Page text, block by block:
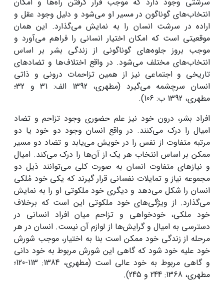
انتخاب‌های گوناگون در مسیر او می‌شود و دلیل وجود عقل و
اراده در سرشت انسان را به نمایش می‌گذارد. این همان
موقعیتی است که امکان اختیار انسانی را فراهم می‌آورد و
موجب بروز جلوه‌های گوناگونی از زندگی بشر بر اساس
انتخاب‌های مختلف می‌شود. در واقع اختلاف‌ها و تضادهای
تاریخی و اجتماعی نیز از همین تزاحمات درونی و ذاتی
انسان سرچشمه می‌گیرد ‌(مطهری، 1392 الف: 31 و 32؛
مطهری، 1392 ب: 106).
افراد بشر، درون خود نیز علم حضوری وجود تزاحم و تضاد
امیال را درک می‌کنند. در واقع انسان وجود دو خود یا دو
مرتبه متفاوت از نفس را در خویش می‌یابد و تضاد دو مسیر
ممکن بر اساس انتخاب هر یک از آن‌ها را درک می‌کند. امیال
و نیازهای متفاوت انسان به صورت کلی می‌توانند ذیل دو
مجموعه نیاز و تمایلات نفسانی قرار گیرند که یکی خود مُلکی
انسان را شکل می‌دهد و دیگری خود ملکوتی او را به نمایش
می‌گذارد. از ویژگی‌های خود ملکوتی این است که برخلاف
خود ملکی، خودخواهی و تزاحم میان افراد انسانی در
دسترسی به امیال و گرایش‌ها از لوازم آن نیست. انسان در هر
مرحله از زندگی خود ممکن است بنا به اختیار، موجب شورش
خود علیه خود شود که گاهی این شورش مربوط به خود دانی
و گاهی مربوط به خود عالی است (مطهری، 1384: 113-120؛
مطهری، 1368: 244 و 245).